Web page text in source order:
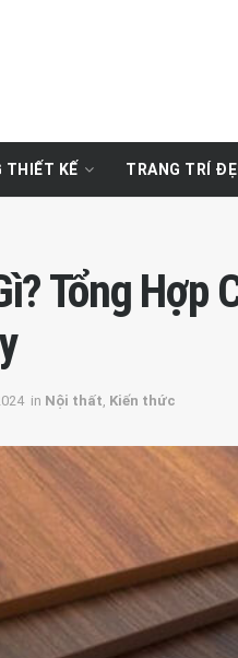
THIẾT KẾ TRANG TRÍ
Tổng Hợp
in Nội thất Kiến thức